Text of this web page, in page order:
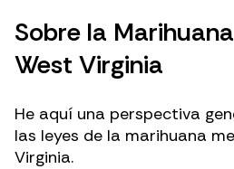
Sobre la
West Virginia
He aquí una perspectiva
las leyes de la marihuana
Virginia.